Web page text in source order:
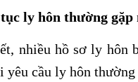
ly hôn thường gặp
nhiều hồ sơ ly hôn
cầu ly hôn thường